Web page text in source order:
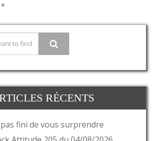
»
RÉCENTS
pas fini de vous surprendre